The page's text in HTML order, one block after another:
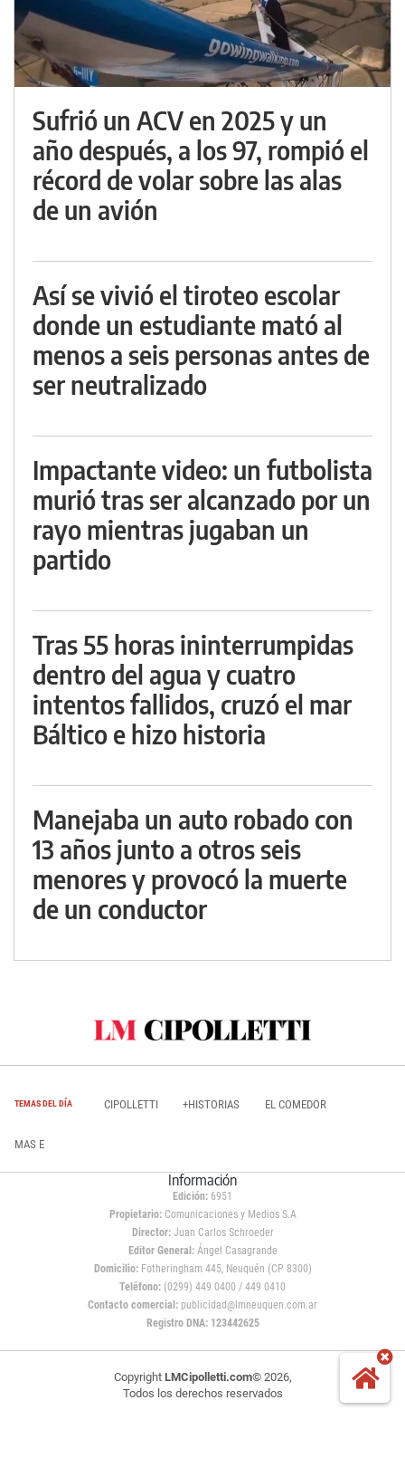
Sufrió un ACV en 2025 y un
año después, a los 97, rompió el
récord de volar sobre las alas
de un avión
Así se vivió el tiroteo escolar
donde un estudiante mató al
menos a seis personas antes de
ser neutralizado
Impactante video: un futbolista
murió tras ser alcanzado por un
rayo mientras jugaban un
partido
Tras 55 horas ininterrumpidas
dentro del agua y cuatro
intentos fallidos, cruzó el mar
Báltico e hizo historia
Manejaba un auto robado con
13 años junto a otros seis
menores y provocó la muerte
de un conductor
TEMAS DEL DÍA CIPOLLETTI +HISTORIAS EL COMEDOR
MAS E
Información
Edición: 6951
Propietario:Comunicaciones y Medios S.A
Director: Juan Carlos Schroeder
Editor General:Ángel Casagrande
Domicilio:Fotheringham 445, Neuquén (CP 8300)
Teléfono: (0299) 449 0400 / 449 0410
Contacto comercial: publicidad@lmneuquen.com.ar
Registro DNA: 123442625
Copyright LMCipolletti.com© 2026,
Todos los derechos reservados